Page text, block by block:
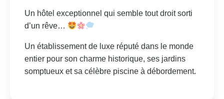
Un hôtel exceptionnel qui semble tout droit sorti
d’un rêve…
Un établissement de luxe réputé dans le monde
entier pour son charme historique, ses jardins
somptueux et sa célèbre piscine à débordement.